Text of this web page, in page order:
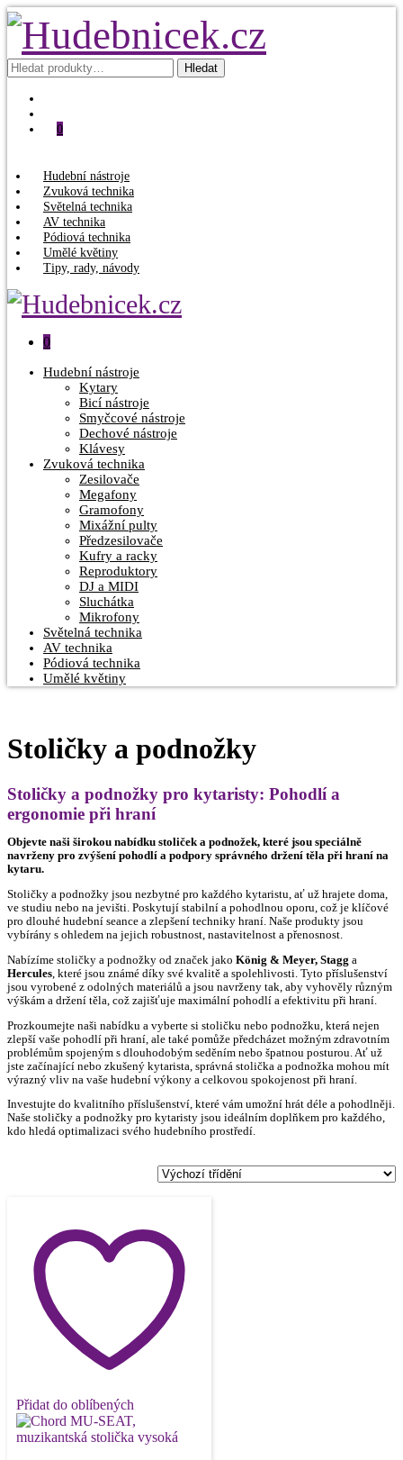
Hledat: Hledat
0
Hudební nástroje
Zvuková technika
Světelná technika
AV technika
Pódiová technika
Umělé květiny
Tipy, rady, návody
0
Hudební nástroje
Kytary
Bicí nástroje
Smyčcové nástroje
Dechové nástroje
Klávesy
Zvuková technika
Zesilovače
Megafony
Gramofony
Mixážní pulty
Předzesilovače
Kufry a racky
Reproduktory
DJ a MIDI
Sluchátka
Mikrofony
Světelná technika
AV technika
Pódiová technika
Umělé květiny
Stoličky a podnožky
Stoličky a podnožky pro kytaristy: Pohodlí a
ergonomie při hraní
Objevte naši širokou nabídku stoliček a podnožek, které jsou speciálně
navrženy pro zvýšení pohodlí a podpory správného držení těla při hraní na
kytaru.
Stoličky a podnožky jsou nezbytné pro každého kytaristu, ať už hrajete doma,
ve studiu nebo na jevišti. Poskytují stabilní a pohodlnou oporu, což je klíčové
pro dlouhé hudební seance a zlepšení techniky hraní. Naše produkty jsou
vybírány s ohledem na jejich robustnost, nastavitelnost a přenosnost.
Nabízíme stoličky a podnožky od značek jako König & Meyer, Stagg a
Hercules , které jsou známé díky své kvalitě a spolehlivosti. Tyto příslušenství
jsou vyrobené z odolných materiálů a jsou navrženy tak, aby vyhověly různým
výškám a držení těla, což zajišťuje maximální pohodlí a efektivitu při hraní.
Prozkoumejte naši nabídku a vyberte si stoličku nebo podnožku, která nejen
zlepší vaše pohodlí při hraní, ale také pomůže předcházet možným zdravotním
problémům spojeným s dlouhodobým seděním nebo špatnou posturou. Ať už
jste začínající nebo zkušený kytarista, správná stolička a podnožka mohou mít
výrazný vliv na vaše hudební výkony a celkovou spokojenost při hraní.
Investujte do kvalitního příslušenství, které vám umožní hrát déle a pohodlněji.
Naše stoličky a podnožky pro kytaristy jsou ideálním doplňkem pro každého,
kdo hledá optimalizaci svého hudebního prostředí.
Přidat do oblíbených